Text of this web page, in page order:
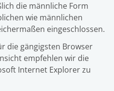
die männliche Form
wie männlichen
eingeschlossen.
die gängigsten Browser
empfehlen wir die
Internet Explorer zu